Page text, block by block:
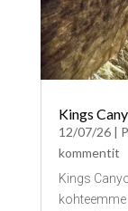
Kings
12/07/26|
kommentit
Kings